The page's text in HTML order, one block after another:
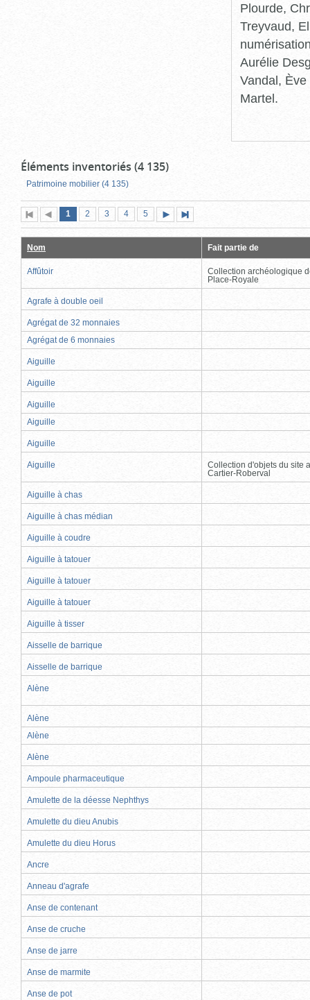
Plourde,
Treyvaud,
Aurélie
Vandal,
Martel.
Éléments inventoriés (4 135)
Patrimoine mobilier (4 135)
Première
page
Page
précédente
Page
1 (page
actuelle)
Page
2 Page
3 Page
4 Page
5
suivante
page
Nom Fait partie de
Affûtoir
Collection archéologique
Place-Royale
Agrafe à double oeil
Agrégat de 32 monnaies
Agrégat de 6 monnaies
Aiguille
Aiguille
Aiguille
Aiguille
Aiguille
Aiguille
Collection d'objets du site
Cartier-Roberval
Aiguille à chas
Aiguille à chas médian
Aiguille à coudre
Aiguille à tatouer
Aiguille à tatouer
Aiguille à tatouer
Aiguille à tisser
Aisselle de barrique
Aisselle de barrique
Alène
Alène
Alène
Alène
Ampoule pharmaceutique
Amulette de la déesse Nephthys
Amulette du dieu Anubis
Amulette du dieu Horus
Ancre
Anneau d'agrafe
Anse de contenant
Anse de cruche
Anse de jarre
Anse de marmite
Anse de pot